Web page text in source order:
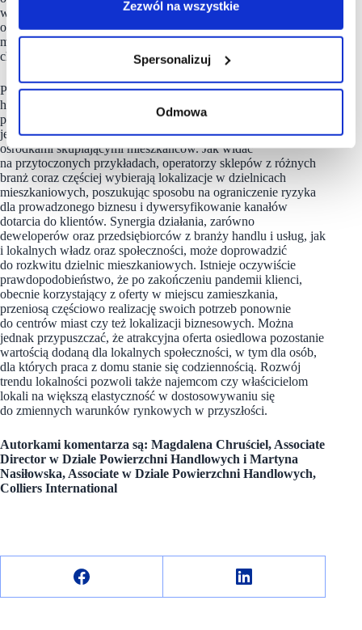
Zezwól na wszystkie
Spersonalizuj
Odmowa
właścicielska nad pakietem lokali pozwala na różnicowanie
oferty i unikanie zbędnej konkurencji. W takiej sytuacji jest
możliwe stworzenie efektu synergii, który jest
charakterystyczny dla obiektów handlowych.
Postępująca ewolucja handlu, a także upowszechnienie pracy
hybrydowej sprawiają, że nowoczesne osiedla mieszkaniowe
przestają powoli być uważane za „sypialnie”, które ożywają
jedynie w weekendy. Dziś stają się niezależnymi lokalnymi
ośrodkami skupiającymi mieszkańców. Jak widać
na przytoczonych przykładach, operatorzy sklepów z różnych
branż coraz częściej wybierają lokalizacje w dzielnicach
mieszkaniowych, poszukując sposobu na ograniczenie ryzyka
dla prowadzonego biznesu i dywersyfikowanie kanałów
dotarcia do klientów. Synergia działania, zarówno
deweloperów oraz przedsiębiorców z branży handlu i usług, jak
i lokalnych władz oraz społeczności, może doprowadzić
do rozkwitu dzielnic mieszkaniowych. Istnieje oczywiście
prawdopodobieństwo, że po zakończeniu pandemii klienci,
obecnie korzystający z oferty w miejscu zamieszkania,
przeniosą częściowo realizację swoich potrzeb ponownie
do centrów miast czy też lokalizacji biznesowych. Można
jednak przypuszczać, że atrakcyjna oferta osiedlowa pozostanie
wartością dodaną dla lokalnych społeczności, w tym dla osób,
dla których praca z domu stanie się codziennością. Rozwój
trendu lokalności pozwoli także najemcom czy właścicielom
lokali na większą elastyczność w dostosowywaniu się
do zmiennych warunków rynkowych w przyszłości.
Autorkami komentarza są: Magdalena Chruściel, Associate
Director w Dziale Powierzchni Handlowych i Martyna
Nasiłowska, Associate w Dziale Powierzchni Handlowych,
Colliers International